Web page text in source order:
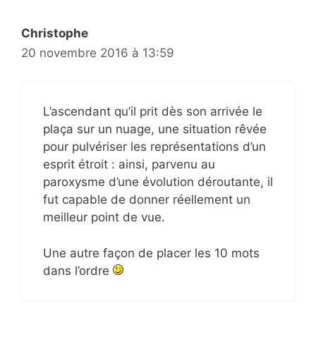
Christophe
20 novembre 2016 à 13:59
L’ascendant qu’il prit dès son arrivée le
plaça sur un nuage, une situation rêvée
pour pulvériser les représentations d’un
esprit étroit : ainsi, parvenu au
paroxysme d’une évolution déroutante, il
fut capable de donner réellement un
meilleur point de vue.
Une autre façon de placer les 10 mots
dans l’ordre